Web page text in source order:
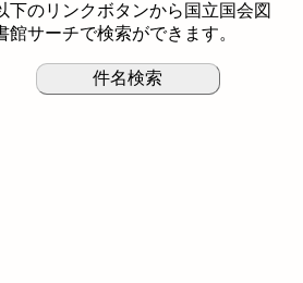
下のリンクボタンから国立国会図
館サーチで検索ができます。
件名検索